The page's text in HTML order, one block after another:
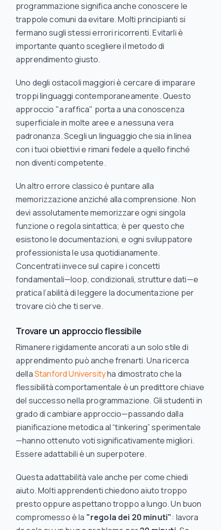
programmazione significa anche conoscere le
trappole comuni da evitare. Molti principianti si
fermano sugli stessi errori ricorrenti. Evitarli è
importante quanto scegliere il metodo di
apprendimento giusto.
Uno degli ostacoli maggiori è cercare di imparare
troppi linguaggi contemporaneamente. Questo
approccio "a raffica" porta a una conoscenza
superficiale in molte aree e a nessuna vera
padronanza. Scegli un linguaggio che sia in linea
con i tuoi obiettivi e rimani fedele a quello finché
non diventi competente.
Un altro errore classico è puntare alla
memorizzazione anziché alla comprensione. Non
devi assolutamente memorizzare ogni singola
funzione o regola sintattica; è per questo che
esistono le documentazioni, e ogni sviluppatore
professionista le usa quotidianamente.
Concentrati invece sul capire i concetti
fondamentali—loop, condizionali, strutture dati—e
pratica l’abilità dileggere la documentazione per
trovare ciò che ti serve.
Trovare un approccio flessibile
Rimanere rigidamente ancorati a un solo stile di
apprendimento può anche frenarti. Una ricerca
dellaStanford Universityha dimostrato che la
flessibilità comportamentale è un predittore chiave
del successo nella programmazione. Gli studenti in
grado di cambiare approccio—passando dalla
pianificazione metodica al “tinkering” sperimentale
—hanno ottenuto voti significativamente migliori.
Essere adattabili è un superpotere.
Questa adattabilità vale anche per come chiedi
aiuto. Molti apprendenti chiedono aiuto troppo
presto oppure aspettano troppo a lungo. Un buon
compromesso è la "regola dei 20 minuti": lavora